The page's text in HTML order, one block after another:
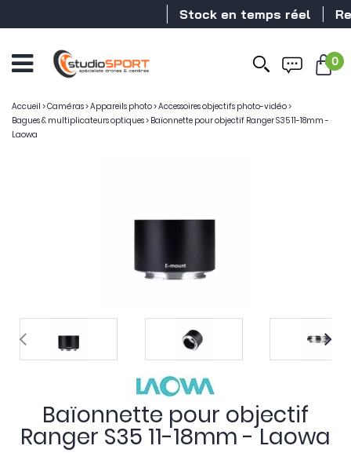
Stock en temps réel
0
Accueil >Caméras>Appareils photo>Accessoires objectifs photo-vidéo>
Bagues & multiplicateurs optiques> Baïonnette pour objectif Ranger S35 11-18mm -
Laowa
Baïonnette pour objectif
Ranger S35 11-18mm - Laowa